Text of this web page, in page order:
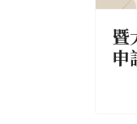
暨
申